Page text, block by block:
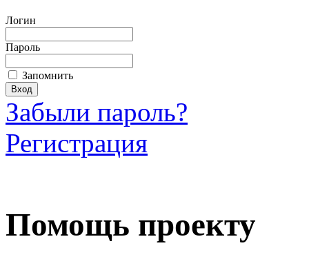
Логин
Пароль
Запомнить
Забыли пароль?
Регистрация
Помощь проекту